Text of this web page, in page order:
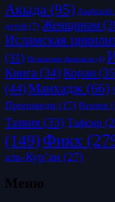
Акыда (95) Арабский
детей (7) Женщинам
Исламская
(31) Исламские финансы (4)
Книга (34) Коран
(44)Манхадж (66)
Проповеди (17) Разное
Тазкия (33) Тафсир
(149) Фикх
аль-Кур’ан (27)
Меню